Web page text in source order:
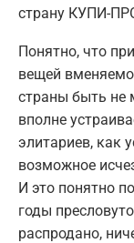
страну КУПИ-
Понятно, что
вещей
страны быть не
вполне
элитариев, как
возможное
И это понятно
годы
распродано,